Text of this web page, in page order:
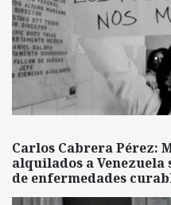
Carlos Cabrera Pérez:
alquilados a
de enfermedades